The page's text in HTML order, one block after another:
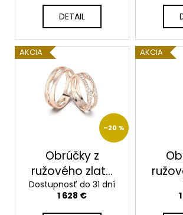
v
DETAIL
AKCIA
–20 %
Obrúčky z
ružového zlata
2014113/RX
Dostupnosť do 31 dní
1 628 €
AKCIA